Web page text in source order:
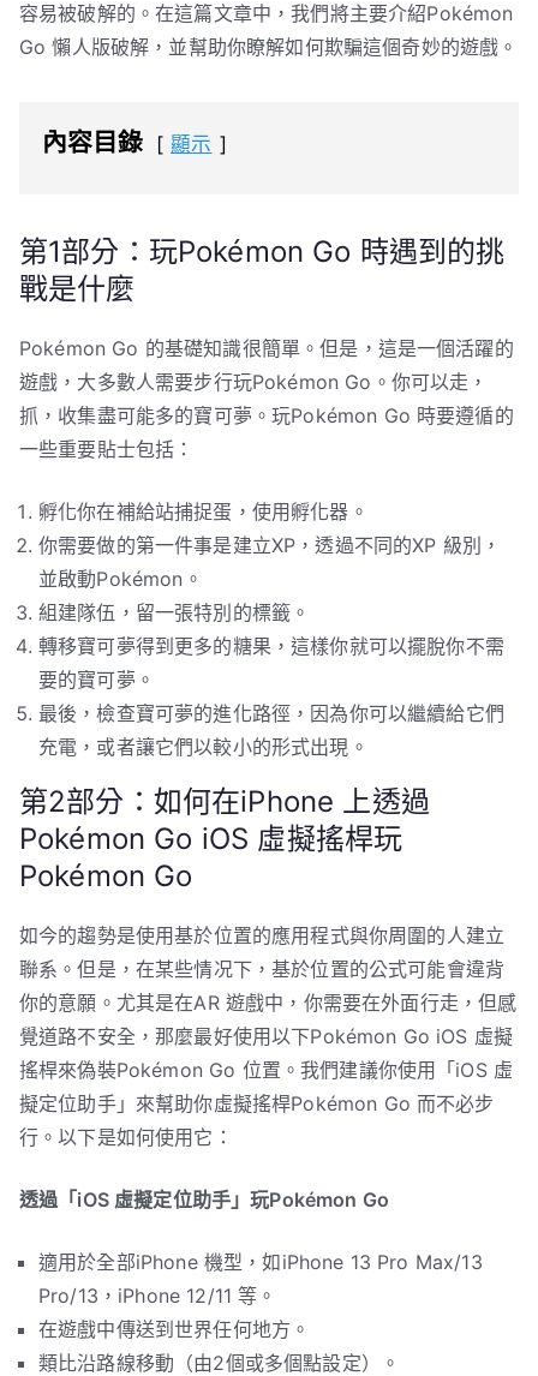
容易被破解的。在這篇文章中，我們將主要介紹Pokémon
Go 懶人版破解，並幫助你瞭解如何欺騙這個奇妙的遊戲。
內容目錄 顯示
第1部分：玩Pokémon Go 時遇到的挑
戰是什麼
Pokémon Go 的基礎知識很簡單。但是，這是一個活躍的
遊戲，大多數人需要步行玩Pokémon Go。你可以走，
抓，收集盡可能多的寶可夢。玩Pokémon Go 時要遵循的
一些重要貼士包括：
孵化你在補給站捕捉蛋，使用孵化器。
你需要做的第一件事是建立XP，透過不同的XP 級別，
並啟動Pokémon。
組建隊伍，留一張特別的標籤。
轉移寶可夢得到更多的糖果，這樣你就可以擺脫你不需
要的寶可夢。
最後，檢查寶可夢的進化路徑，因為你可以繼續給它們
充電，或者讓它們以較小的形式出現。
第2部分：如何在iPhone 上透過
Pokémon Go iOS 虛擬搖桿玩
Pokémon Go
如今的趨勢是使用基於位置的應用程式與你周圍的人建立
聯系。但是，在某些情况下，基於位置的公式可能會違背
你的意願。尤其是在AR 遊戲中，你需要在外面行走，但感
覺道路不安全，那麼最好使用以下Pokémon Go iOS 虛擬
搖桿來偽裝Pokémon Go 位置。我們建議你使用「iOS 虛
擬定位助手」來幫助你虛擬搖桿Pokémon Go 而不必步
行。以下是如何使用它：
透過「iOS 虛擬定位助手」玩Pokémon Go
適用於全部iPhone 機型，如iPhone 13 Pro Max/13
Pro/13，iPhone 12/11 等。
在遊戲中傳送到世界任何地方。
類比沿路線移動（由2個或多個點設定）。